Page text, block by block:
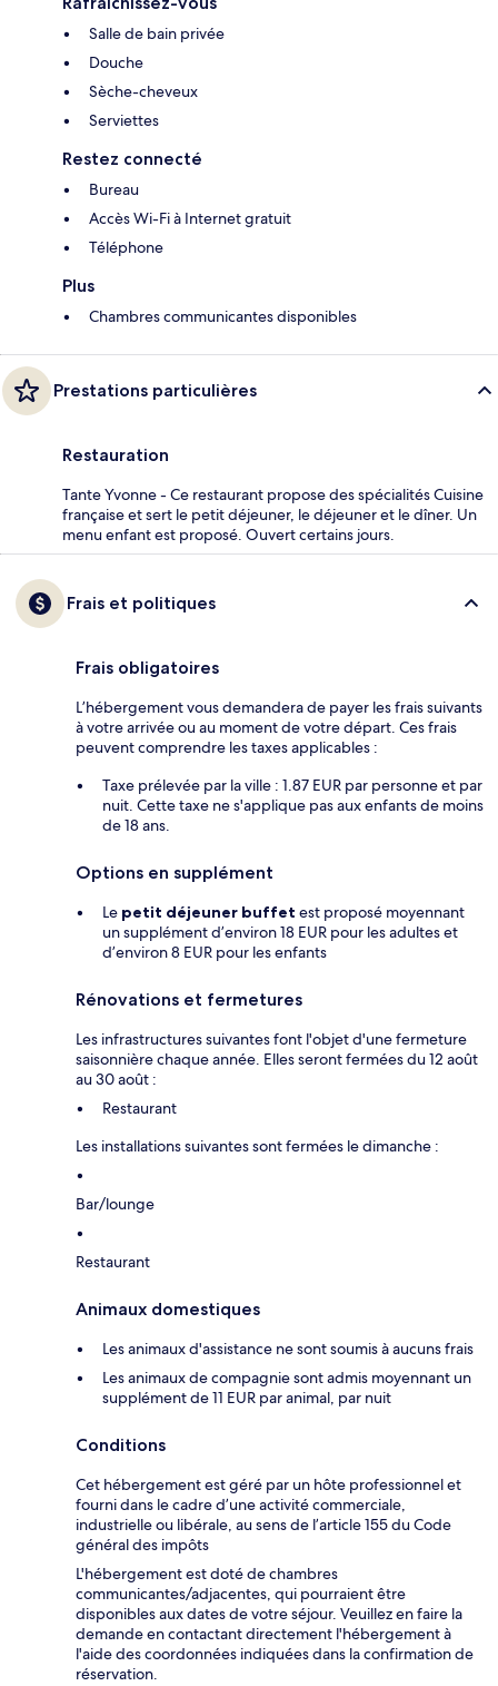
Salle de bain privée
Douche
Sèche-cheveux
Serviettes
Restez connecté
Bureau
Accès Wi-Fi à Internet gratuit
Téléphone
Plus
Chambres communicantes disponibles
Prestations particulières
Restauration
Tante Yvonne - Ce restaurant propose des spécialités Cuisine
française et sert le petit déjeuner, le déjeuner et le dîner. Un
menu enfant est proposé. Ouvert certains jours.
Frais et politiques
Frais obligatoires
L’hébergement vous demandera de payer les frais suivants
à votre arrivée ou au moment de votre départ. Ces frais
peuvent comprendre les taxes applicables :
Taxe prélevée par la ville : 1.87 EUR par personne et par
nuit. Cette taxe ne s'applique pas aux enfants de moins
de 18 ans.
Options en supplément
Le petit déjeuner buffet est proposé moyennant
un supplément d’environ 18 EUR pour les adultes et
d’environ 8 EUR pour les enfants
Rénovations et fermetures
Les infrastructures suivantes font l'objet d'une fermeture
saisonnière chaque année. Elles seront fermées du 12 août
au 30 août :
Restaurant
Les installations suivantes sont fermées le dimanche :
Bar/lounge
Restaurant
Animaux domestiques
Les animaux d'assistance ne sont soumis à aucuns frais
Les animaux de compagnie sont admis moyennant un
supplément de 11 EUR par animal, par nuit
Conditions
Cet hébergement est géré par un hôte professionnel et
fourni dans le cadre d’une activité commerciale,
industrielle ou libérale, au sens de l’article 155 du Code
général des impôts
L'hébergement est doté de chambres
communicantes/adjacentes, qui pourraient être
disponibles aux dates de votre séjour. Veuillez en faire la
demande en contactant directement l'hébergement à
l'aide des coordonnées indiquées dans la confirmation de
réservation.